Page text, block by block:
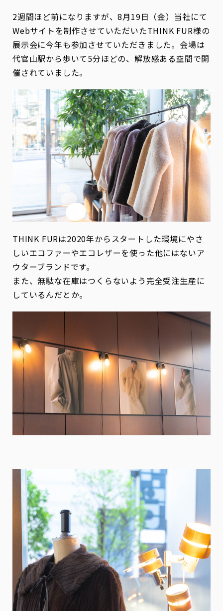
2週間ほど前になりますが、8月19日（金）当社にて
Webサイトを制作させていただいたTHINK FUR様の
展示会に今年も参加させていただきました。会場は
代官山駅から歩いて5分ほどの、解放感ある空間で開
催されていました。
THINK FURは2020年からスタートした環境にやさ
しいエコファーやエコレザーを使った他にはないア
ウターブランドです。
また、無駄な在庫はつくらないよう完全受注生産に
しているんだとか。